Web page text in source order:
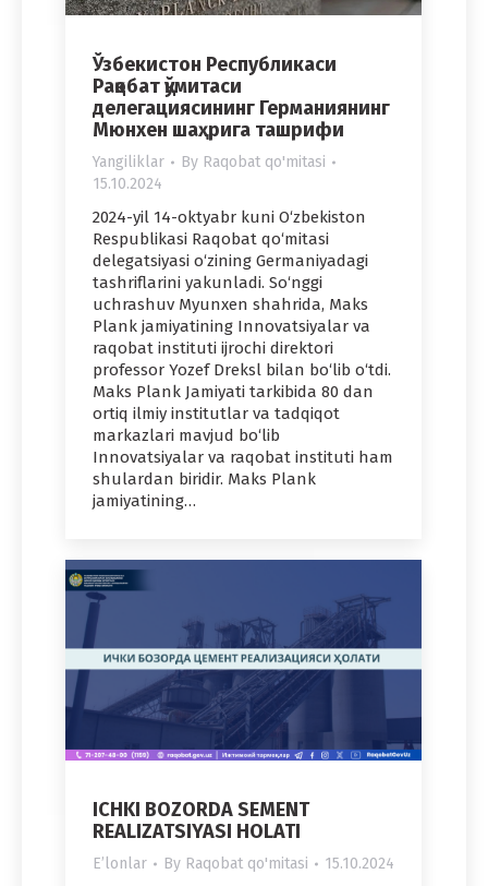
Ўзбекистон Республикаси
Рақобат қўмитаси
делегациясининг Германиянинг
Мюнхен шаҳрига ташрифи
Yangiliklar By Raqobat qo'mitasi
15.10.2024
2024-yil 14-oktyabr kuni O‘zbekiston
Respublikasi Raqobat qo‘mitasi
delegatsiyasi o‘zining Germaniyadagi
tashriflarini yakunladi. So‘nggi
uchrashuv Myunxen shahrida, Maks
Plank jamiyatining Innovatsiyalar va
raqobat instituti ijrochi direktori
professor Yozef Dreksl bilan bo‘lib o‘tdi.
Maks Plank Jamiyati tarkibida 80 dan
ortiq ilmiy institutlar va tadqiqot
markazlari mavjud bo‘lib
Innovatsiyalar va raqobat instituti ham
shulardan biridir. Maks Plank
jamiyatining…
ICHKI BOZORDA SEMENT
REALIZATSIYASI HOLATI
Eʼlonlar By Raqobat qo'mitasi 15.10.2024